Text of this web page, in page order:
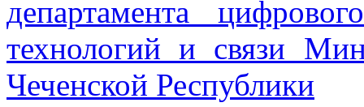
департамента
технологий и связи
Чеченской Республики